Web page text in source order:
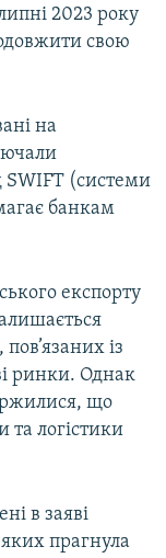
2023 року
свою
на
SWIFT (системи
банкам
експорту
із
ринки. Однак
що
та логістики
в заяві
прагнула